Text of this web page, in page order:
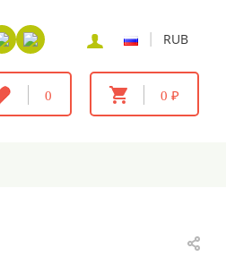
| RUB
0 0 ₽